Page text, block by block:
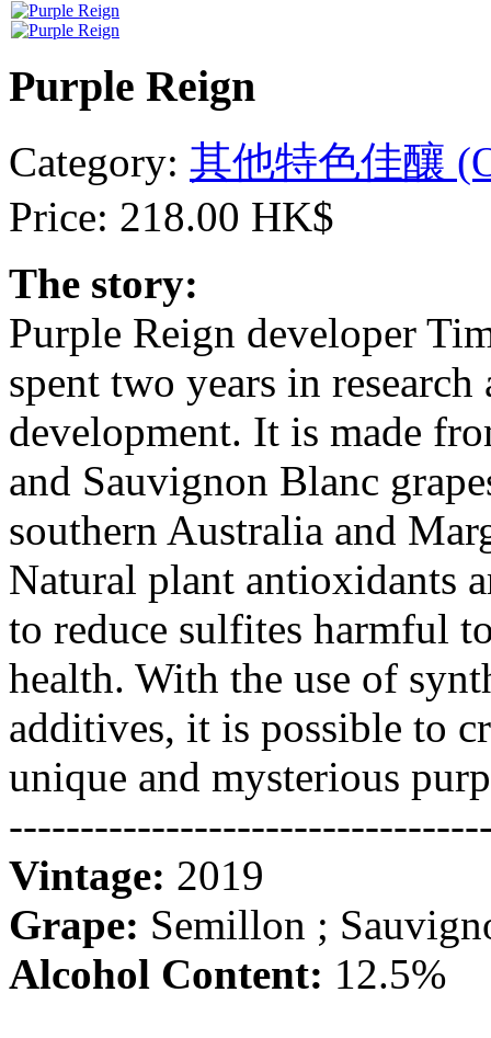
Purple Reign
Category: 其他特色佳釀
Price: 218.00 HK$
The story:
Purple Reign developer
spent two years in research
development. It is made
and Sauvignon Blanc
southern Australia and
Natural plant antioxidants
to reduce sulfites harmful
health. With the use of
additives, it is possible to
unique and mysterious
Vintage: 2019
Grape: Semillon ;
Alcohol Content: 12.5%